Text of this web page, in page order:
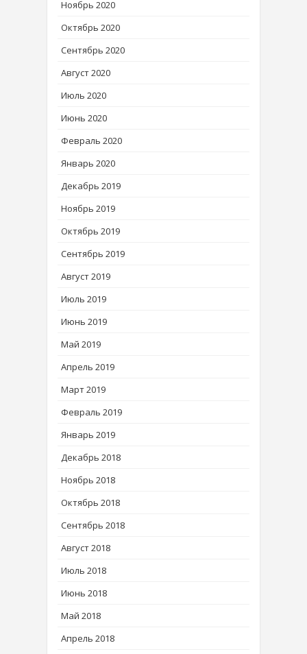
Ноябрь 2020
Октябрь 2020
Сентябрь 2020
Август 2020
Июль 2020
Июнь 2020
Февраль 2020
Январь 2020
Декабрь 2019
Ноябрь 2019
Октябрь 2019
Сентябрь 2019
Август 2019
Июль 2019
Июнь 2019
Май 2019
Апрель 2019
Март 2019
Февраль 2019
Январь 2019
Декабрь 2018
Ноябрь 2018
Октябрь 2018
Сентябрь 2018
Август 2018
Июль 2018
Июнь 2018
Май 2018
Апрель 2018